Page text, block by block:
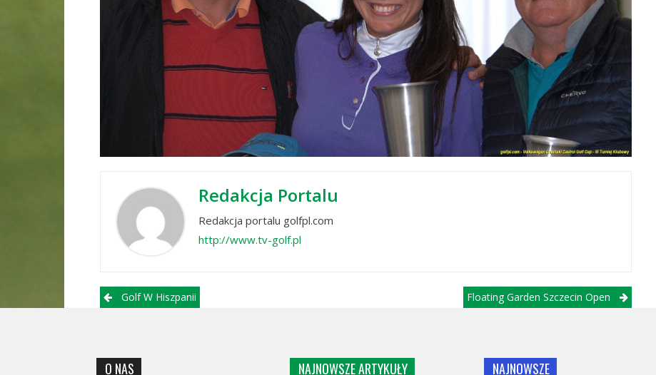
Redakcja Portalu
Redakcja portalu golfpl.com
http://www.tv-golf.pl
Post navigation
Golf W Hiszpanii Floating Garden Szczecin Open
O NAS NAJNOWSZE ARTYKUŁY NAJNOWSZE